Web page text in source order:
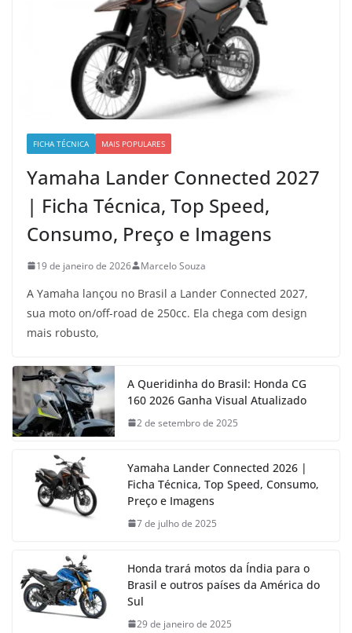
FICHA TÉCNICA MAIS POPULARES
Yamaha Lander Connected 2027
| Ficha Técnica, Top Speed,
Consumo, Preço e Imagens
19 de janeiro de 2026 Marcelo Souza
A Yamaha lançou no Brasil a Lander Connected 2027,
sua moto on/off-road de 250cc. Ela chega com design
mais robusto,
A Queridinha do Brasil: Honda CG
160 2026 Ganha Visual Atualizado
2 de setembro de 2025
Yamaha Lander Connected 2026 |
Ficha Técnica, Top Speed, Consumo,
Preço e Imagens
7 de julho de 2025
Honda trará motos da Índia para o
Brasil e outros países da América do
Sul
29 de janeiro de 2025